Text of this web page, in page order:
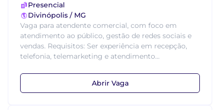
Presencial
Divinópolis / MG
Vaga para atendente comercial, com foco em
atendimento ao público, gestão de redes sociais e
vendas. Requisitos: Ser experiência em recepção,
telefonia, telemarketing e atendimento...
Abrir Vaga